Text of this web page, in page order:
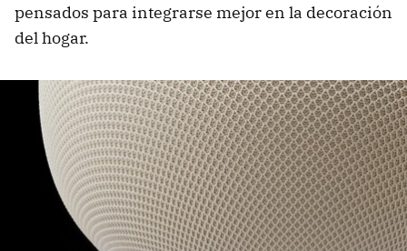
pensados para integrarse mejor en la decoración
del hogar.